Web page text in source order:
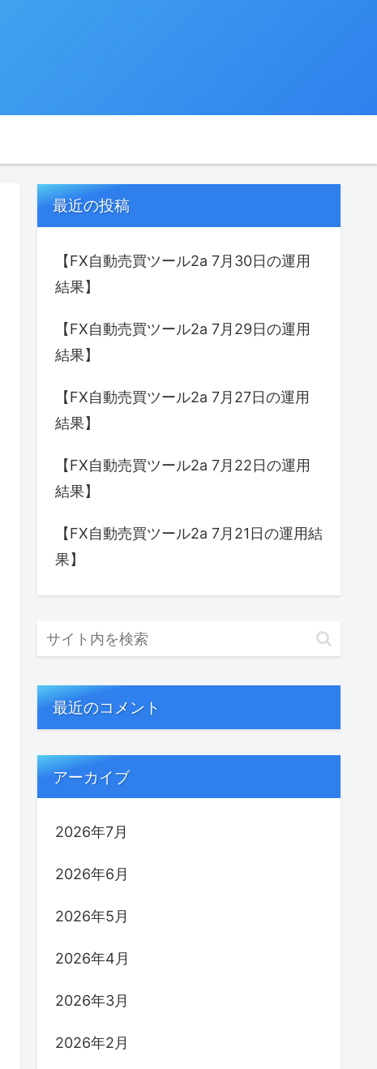
最近の投稿
【FX自動売買ツール2a 7月30日の運用
結果】
【FX自動売買ツール2a 7月29日の運用
結果】
【FX自動売買ツール2a 7月27日の運用
結果】
【FX自動売買ツール2a 7月22日の運用
結果】
【FX自動売買ツール2a 7月21日の運用結
果】
最近のコメント
アーカイブ
2026年7月
2026年6月
2026年5月
2026年4月
2026年3月
2026年2月